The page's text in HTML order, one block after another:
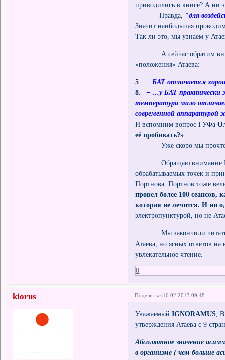
приводились в книге? А ни
Правда, "для
Значит наибольшая
Так ли это, мы узнаем у
А сейчас обратим
«положения» Атаева:
5 .– БАТ отличается
8.
– …у БАТ практически
температура мало
современной аппаратурой
И вспомним вопрос ГУФа
её пробивать?»
Уже скоро мы прочтем
Обращаю внимание
обрабатываемых точек и
Портнова. Портнов тоже
провел более 100 сеансов,
которая не лечится. И ни
электропунктурой, но не
Мы закончили читать,
Атаева, но ясных ответов
увлекательное чтение.
0
Поделиться16.02.2013 09:48
kiorus
УважаемыйIGNORAMUS ,
утверждения Атаева с 9
Абсолютное значение
в организме ( чем больше